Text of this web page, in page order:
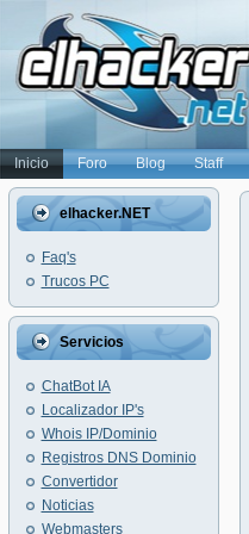
Inicio Foro Blog Staff
elhacker.NET
Faq's
Trucos PC
Servicios
ChatBot IA
Localizador IP's
Whois IP/Dominio
Registros DNS Dominio
Convertidor
Noticias
Webmasters